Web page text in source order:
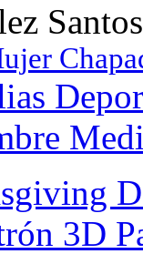
Santos
3D